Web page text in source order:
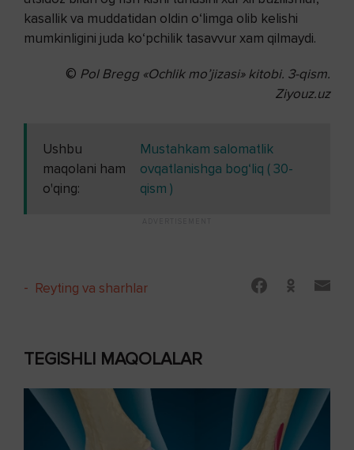
kasallik va muddatidan oldin o‘limga olib kelishi
mumkinligini juda ko‘pchilik tasavvur xam qilmaydi.
© Pol Bregg «Ochlik mo’jizasi» kitobi. 3-qism.
Ziyouz.uz
Ushbu
maqolani ham
o'qing:
Mustahkam salomatlik
ovqatlanishga bog‘liq ( 30-
qism )
- Reyting va sharhlar
TEGISHLI MAQOLALAR